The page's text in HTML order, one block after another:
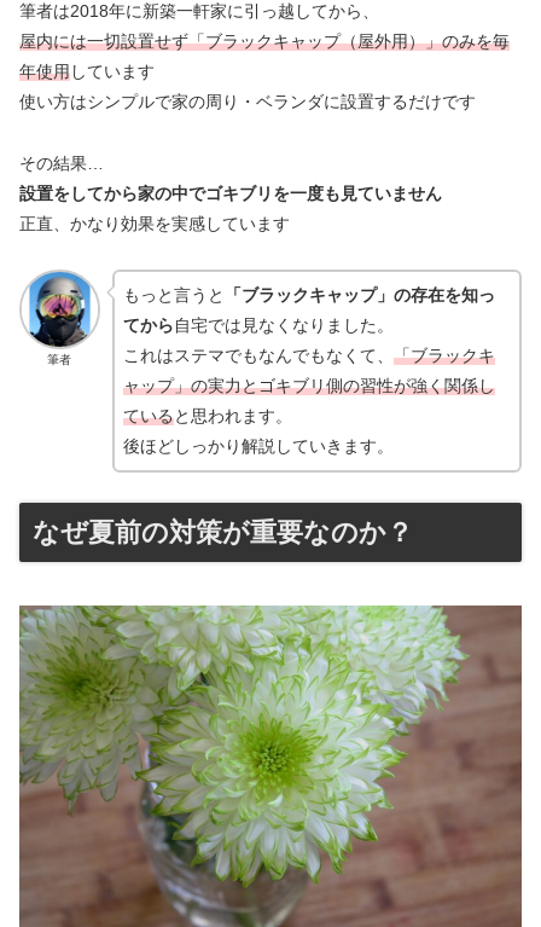
筆者は2018年に新築一軒家に引っ越してから、
屋内には一切設置せず「ブラックキャップ（屋外用）」のみを毎
年使用しています
使い方はシンプルで家の周り・ベランダに設置するだけです
その結果…
設置をしてから家の中でゴキブリを一度も見ていません
正直、かなり効果を実感しています
筆者
もっと言うと
「ブラックキャップ」の存在を知っ
てから自宅では見なくなりました。
これはステマでもなんでもなくて、 「ブラックキ
ャップ」の実力とゴキブリ側の習性が強く関係し
ていると思われます。
後ほどしっかり解説していきます。
なぜ夏前の対策が重要なのか？